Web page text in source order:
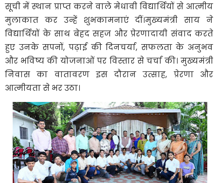
सूची में स्थान प्राप्त करने वाले मेधावी विद्यार्थियों से आत्मीय
मुलाकात कर उन्हें शुभकामनाएं दीं।मुख्यमंत्री साय ने
विद्यार्थियों के साथ बेहद सहज और प्रेरणादायी संवाद करते
हुए उनके सपनों, पढ़ाई की दिनचर्या, सफलता के अनुभव
और भविष्य की योजनाओं पर विस्तार से चर्चा की। मुख्यमंत्री
निवास का वातावरण इस दौरान उत्साह, प्रेरणा और
आत्मीयता से भर उठा।